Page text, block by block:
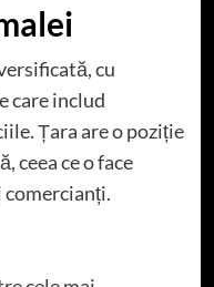
cu
care includ
Țara are o poziție
ceea ce o face